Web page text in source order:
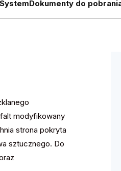
SystemDokumenty do
modyfikowany
strona pokryta
sztucznego. Do